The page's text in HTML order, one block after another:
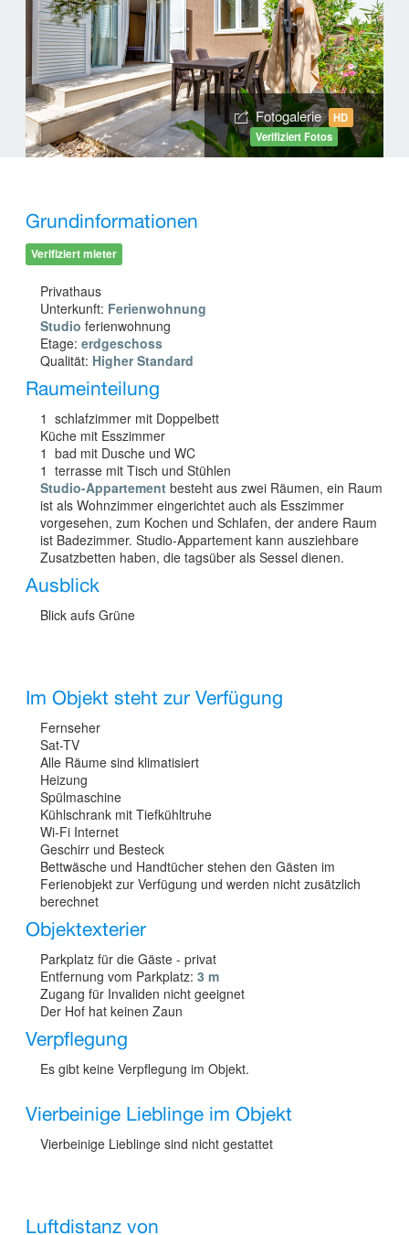
Fotogalerie HD
Verifiziert Fotos
Grundinformationen
Verifiziert mieter
Privathaus
Unterkunft: Ferienwohnung
Studio ferienwohnung
Etage: erdgeschoss
Qualität: Higher Standard
Raumeinteilung
1 schlafzimmer mit Doppelbett
Küche mit Esszimmer
1 bad mit Dusche und WC
1 terrasse mit Tisch und Stühlen
Studio-Appartement besteht aus zwei Räumen, ein Raum
ist als Wohnzimmer eingerichtet auch als Esszimmer
vorgesehen, zum Kochen und Schlafen, der andere Raum
ist Badezimmer. Studio-Appartement kann ausziehbare
Zusatzbetten haben, die tagsüber als Sessel dienen.
Ausblick
Blick aufs Grüne
Im Objekt steht zur Verfügung
Fernseher
Sat-TV
Alle Räume sind klimatisiert
Heizung
Spülmaschine
Kühlschrank mit Tiefkühltruhe
Wi-Fi Internet
Geschirr und Besteck
Bettwäsche und Handtücher stehen den Gästen im
Ferienobjekt zur Verfügung und werden nicht zusätzlich
berechnet
Objektexterier
Parkplatz für die Gäste - privat
Entfernung vom Parkplatz: 3 m
Zugang für Invaliden nicht geeignet
Der Hof hat keinen Zaun
Verpflegung
Es gibt keine Verpflegung im Objekt.
Vierbeinige Lieblinge im Objekt
Vierbeinige Lieblinge sind nicht gestattet
Luftdistanz von